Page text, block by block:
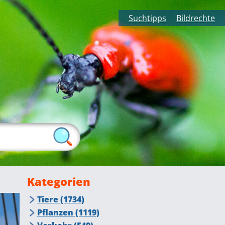
Suchtipps Bildrechte
Kategorien
Tiere (1734)
Insekten (415)
Pflanzen (1119)